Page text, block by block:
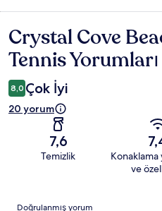
Yorumlar
Crystal Cove
Tennis Yorumları
8,0 Çok İyi
20 yorum
7,6
Temizlik
Konaklama
ve
Yorumlar
Doğrulanmış yorum